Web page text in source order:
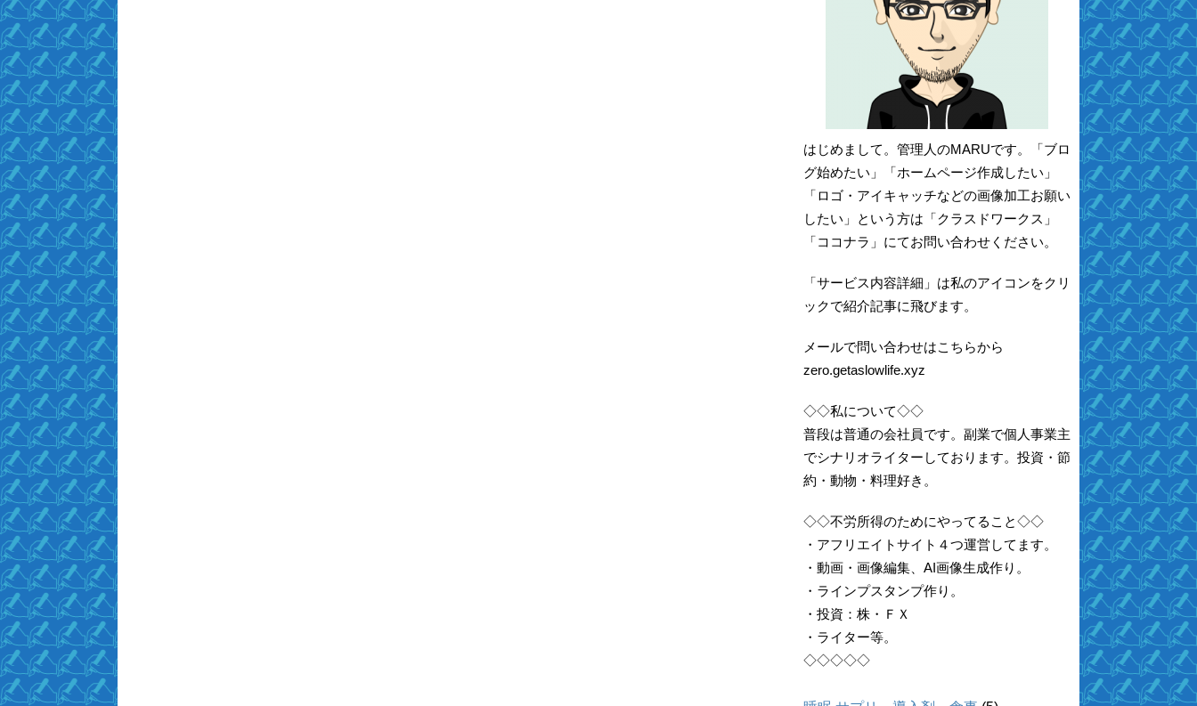
はじめまして。管理人のMARUです。「ブロ
グ始めたい」「ホームページ作成したい」
「ロゴ・アイキャッチなどの画像加工お願い
したい」という方は「クラスドワークス」
「ココナラ」にてお問い合わせください。
「サービス内容詳細」は私のアイコンをクリ
ックで紹介記事に飛びます。
メールで問い合わせはこちらから
zero.getaslowlife.xyz
◇◇私について◇◇
普段は普通の会社員です。副業で個人事業主
でシナリオライターしております。投資・節
約・動物・料理好き。
◇◇不労所得のためにやってること◇◇
・アフリエイトサイト４つ運営してます。
・動画・画像編集、AI画像生成作り。
・ラインプスタンプ作り。
・投資：株・ＦＸ
・ライター等。
◇◇◇◇◇